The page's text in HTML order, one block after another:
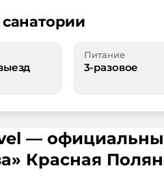
Питание
3-разовое
—
» Красная